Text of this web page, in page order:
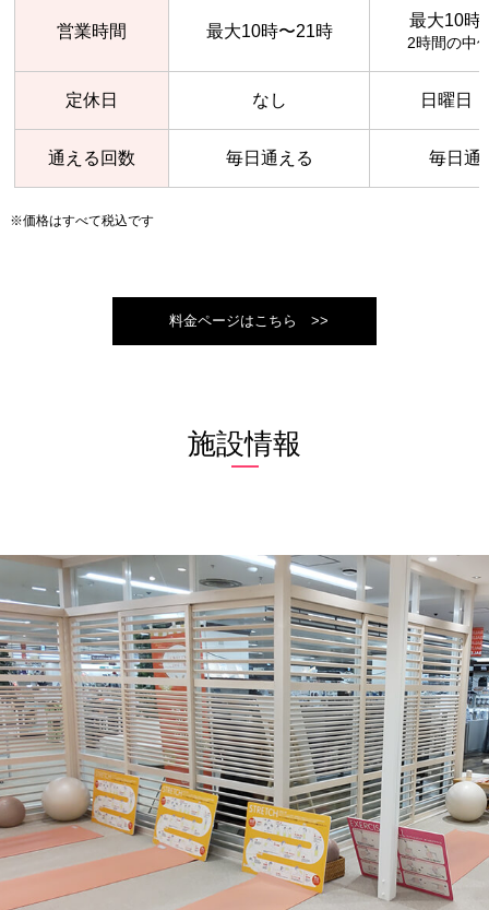
営業時間 最大10時〜21時
最大10時
2時間の中
定休日 なし 日曜日
通える回数 毎日通える 毎日通
※価格はすべて税込です
料金ページはこちら >>
施設情報
サーキットトレーニング